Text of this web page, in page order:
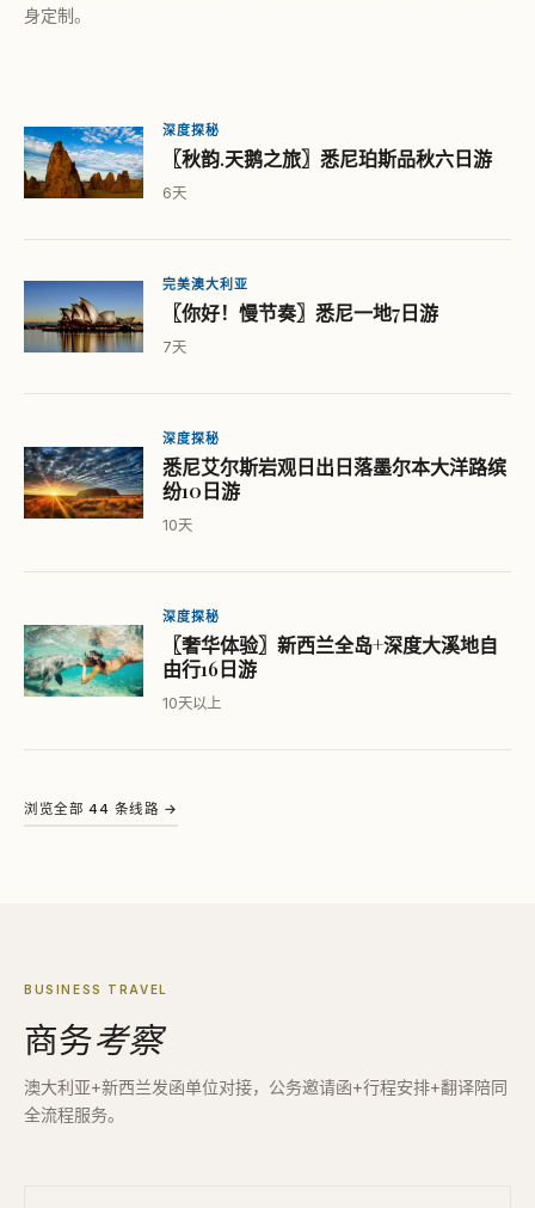
身定制。
深度探秘
〖秋韵.天鹅之旅〗悉尼珀斯品秋六日游
6天
完美澳大利亚
〖你好！慢节奏〗悉尼一地7日游
7天
深度探秘
悉尼艾尔斯岩观日出日落墨尔本大洋路缤
纷10日游
10天
深度探秘
〖奢华体验〗新西兰全岛+深度大溪地自
由行16日游
10天以上
浏览全部 44 条线路 →
BUSINESS TRAVEL
商务考察
澳大利亚+新西兰发函单位对接，公务邀请函+行程安排+翻译陪同
全流程服务。